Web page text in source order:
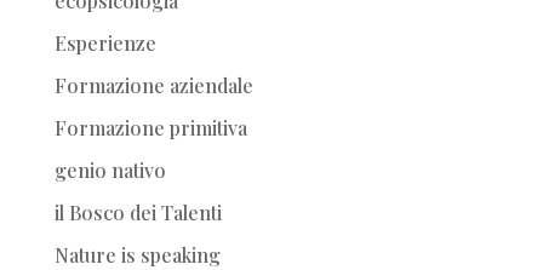
Esperienze
Formazione aziendale
Formazione primitiva
genio nativo
il Bosco dei Talenti
Nature is speaking